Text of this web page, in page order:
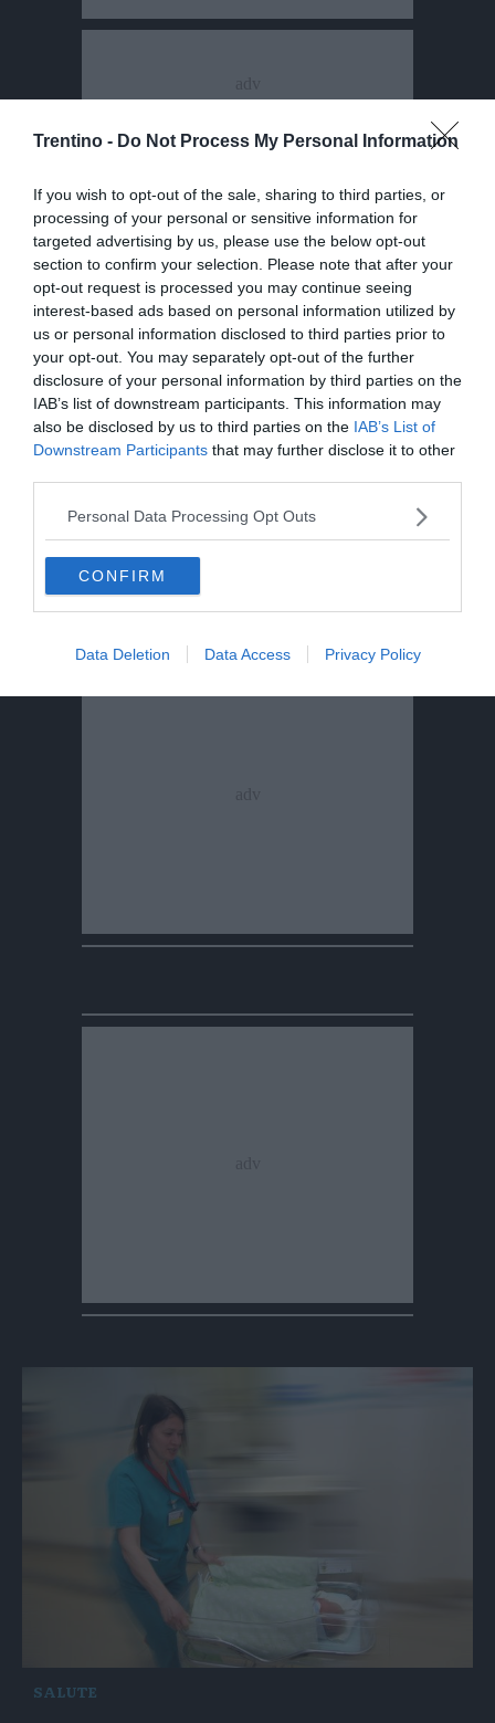
Trentino - Do Not Process My Personal Information
If you wish to opt-out of the sale, sharing to third parties, or
processing of your personal or sensitive information for
targeted advertising by us, please use the below opt-out
section to confirm your selection. Please note that after your
opt-out request is processed you may continue seeing
interest-based ads based on personal information utilized by
us or personal information disclosed to third parties prior to
your opt-out. You may separately opt-out of the further
disclosure of your personal information by third parties on the
IAB’s list of downstream participants. This information may
also be disclosed by us to third parties on the IAB’s List of
Downstream Participants that may further disclose it to other
Personal Data Processing Opt Outs
CONFIRM
Data Deletion Data Access Privacy Policy
SANITA'
C'è il via libera ufficiale: può riaprire il punto
nascita di Cavalese
SALUTE